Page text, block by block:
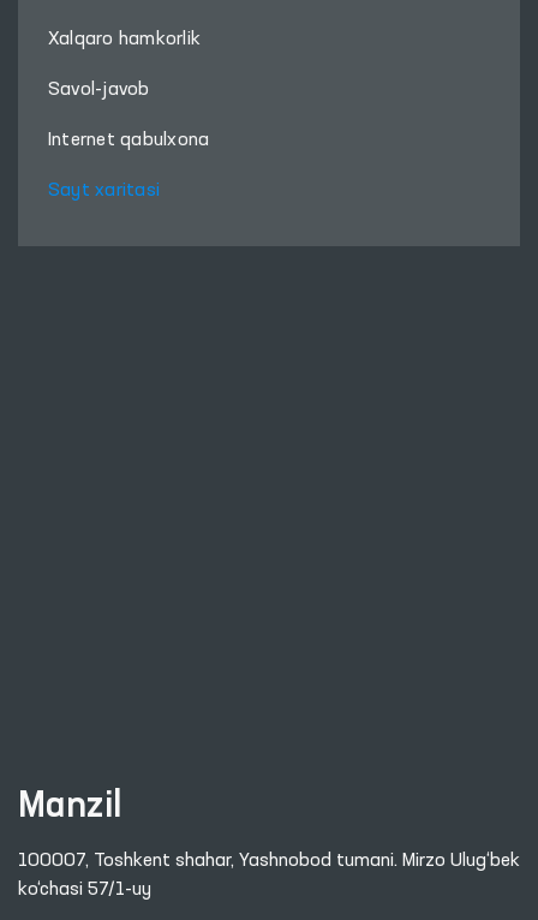
Xalqaro hamkorlik
Savol-javob
Internet qabulxona
Sayt xaritasi
Manzil
100007, Toshkent shahar, Yashnobod tumani. Mirzo Ulug‘bek
ko‘chasi 57/1-uy